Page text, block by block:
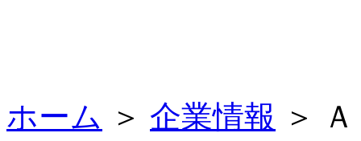
ホーム ＞ 企業情報 ＞